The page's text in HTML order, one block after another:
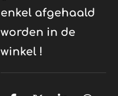
enkel afgehaald
worden in de
winkel !